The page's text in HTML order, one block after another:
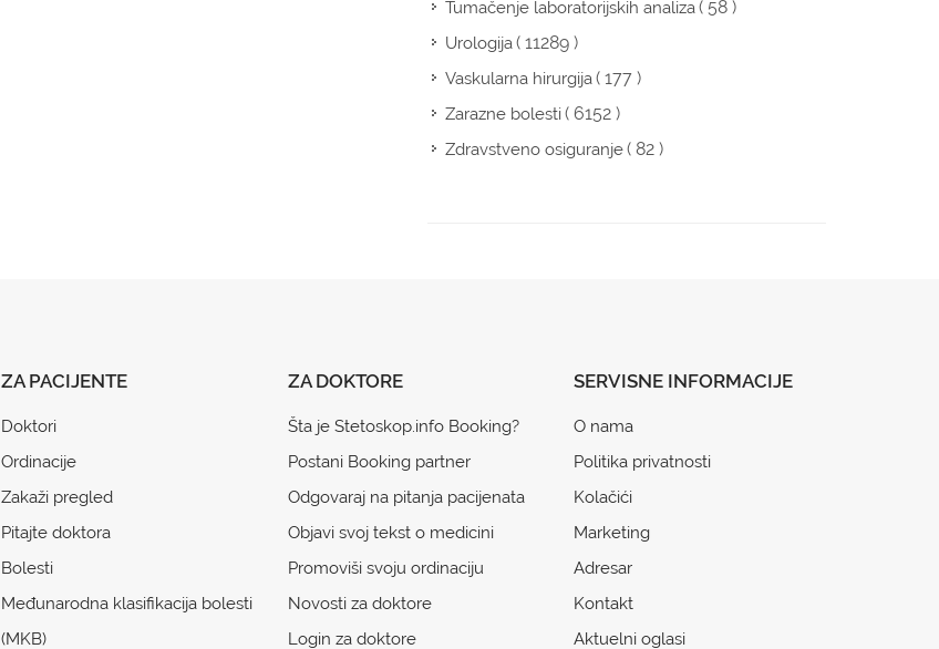
Tumačenje laboratorijskih analiza( 58 )
Urologija( 11289 )
Vaskularna hirurgija( 177 )
Zarazne bolesti( 6152 )
Zdravstveno osiguranje( 82 )
ZA PACIJENTE
Doktori
Ordinacije
Zakaži pregled
Pitajte doktora
Bolesti
Međunarodna klasifikacija bolesti
(MKB)
ZA DOKTORE
Šta je Stetoskop.info Booking?
Postani Booking partner
Odgovaraj na pitanja pacijenata
Objavi svoj tekst o medicini
Promoviši svoju ordinaciju
Novosti za doktore
Login za doktore
SERVISNE INFORMACIJE
O nama
Politika privatnosti
Kolačići
Marketing
Adresar
Kontakt
Aktuelni oglasi